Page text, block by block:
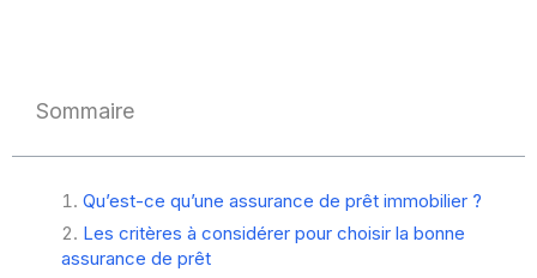
Sommaire
Qu’est-ce qu’une assurance de prêt immobilier ?
Les critères à considérer pour choisir la bonne
assurance de prêt